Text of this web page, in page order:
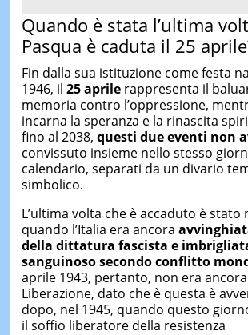
Quando è stata l’ultima
Pasqua è caduta il 25
Fin dalla sua istituzione come festa
1946, il 25 aprilerappresenta il
memoria contro l’oppressione,
incarna la speranza e la rinascita
fino al 2038, questi due eventi non
convissuto insieme nello stesso
calendario, separati da un divario
simbolico.
L’ultima volta che è accaduto è stato
quando l’Italia era ancora
della dittatura fascista e
sanguinoso secondoconflitto
aprile 1943, pertanto, non era
Liberazione, dato che è questa è
dopo, nel 1945, quando questo
il soffio liberatore della resistenza